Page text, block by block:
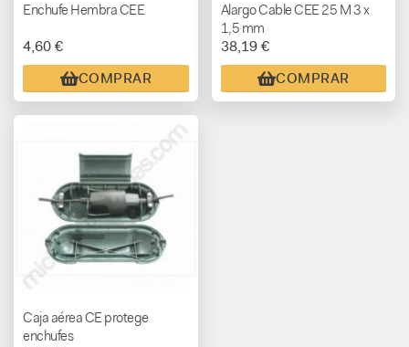
Enchufe Hembra CEE
4,60 €
COMPRAR
Alargo Cable CEE 25 M 3 x
1,5 mm
38,19 €
COMPRAR
Caja aérea CE protege
enchufes